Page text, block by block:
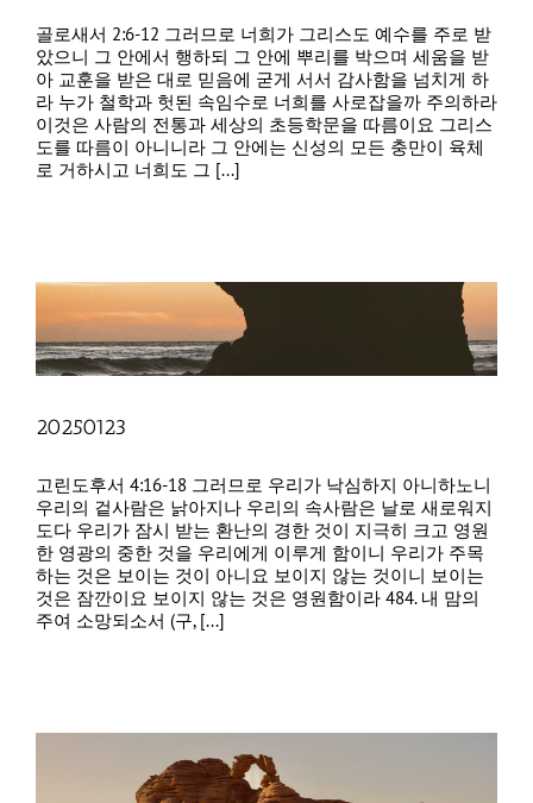
골로새서 2:6-12 그러므로 너희가 그리스도 예수를 주로 받
았으니 그 안에서 행하되 그 안에 뿌리를 박으며 세움을 받
아 교훈을 받은 대로 믿음에 굳게 서서 감사함을 넘치게 하
라 누가 철학과 헛된 속임수로 너희를 사로잡을까 주의하라
이것은 사람의 전통과 세상의 초등학문을 따름이요 그리스
도를 따름이 아니니라 그 안에는 신성의 모든 충만이 육체
로 거하시고 너희도 그 [...]
20250123
고린도후서 4:16-18 그러므로 우리가 낙심하지 아니하노니
우리의 겉사람은 낡아지나 우리의 속사람은 날로 새로워지
도다 우리가 잠시 받는 환난의 경한 것이 지극히 크고 영원
한 영광의 중한 것을 우리에게 이루게 함이니 우리가 주목
하는 것은 보이는 것이 아니요 보이지 않는 것이니 보이는
것은 잠깐이요 보이지 않는 것은 영원함이라 484. 내 맘의
주여 소망되소서 (구, [...]